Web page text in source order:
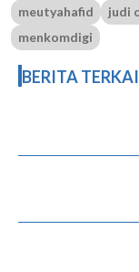
meutyahafid judi
menkomdigi
BERITA